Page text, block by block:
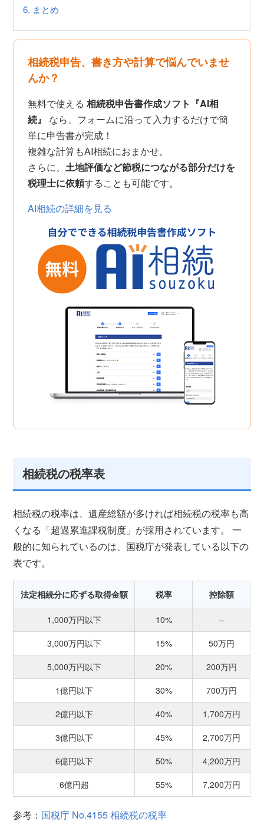
6. まとめ
相続税申告、書き方や計算で悩んでいませ
んか？
無料で使える相続税申告書作成ソフト『AI相
続』
なら、フォームに沿って入力するだけで簡
単に申告書が完成！
複雑な計算もAI相続におまかせ。
さらに、土地評価など節税につながる部分だけを
税理士に依頼することも可能です。
AI相続の詳細を見る
相続税の税率表
相続税の税率は、遺産総額が多ければ相続税の税率も高
くなる「超過累進課税制度」が採用されています。 一
般的に知られているのは、国税庁が発表している以下の
表です。
法定相続分に応ずる取得金額 税率 控除額
1,000万円以下 10%
–
3,000万円以下
15%
50万円
5,000万円以下
20%
200万円
1億円以下
30%
700万円
2億円以下
40%
1,700万円
3億円以下
45%
2,700万円
6億円以下
50%
4,200万円
6億円超
55% 7,200万円
参考： 国税庁 No.4155 相続税の税率